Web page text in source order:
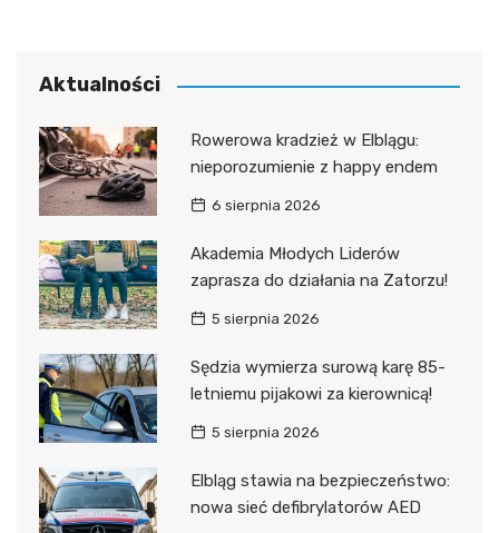
Aktualności
Rowerowa kradzież w Elblągu:
nieporozumienie z happy endem
6 sierpnia 2026
Akademia Młodych Liderów
zaprasza do działania na Zatorzu!
5 sierpnia 2026
Sędzia wymierza surową karę 85-
letniemu pijakowi za kierownicą!
5 sierpnia 2026
Elbląg stawia na bezpieczeństwo:
nowa sieć defibrylatorów AED